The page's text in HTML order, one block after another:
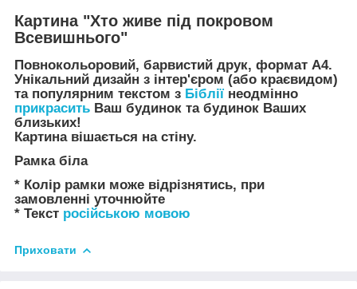
Картина "Хто живе під покровом
Всевишнього"
Повнокольоровий, барвистий друк, формат А4.
Унікальний дизайн з інтер'єром (або краєвидом)
та популярним текстом з Біблії неодмінно
прикрасить Ваш будинок та будинок Ваших
близьких!
Картина вішається на стіну.
Рамка біла
* Колір рамки може відрізнятись, при
замовленні уточнюйте
* Текст російською мовою
Приховати